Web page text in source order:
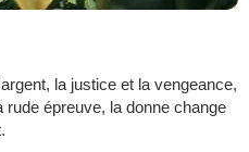
la justice et la vengeance,
épreuve, la donne change